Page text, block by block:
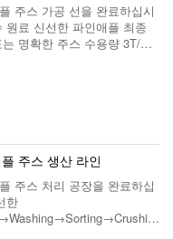
주스 가공 선을 완료하십시
원료 신선한 파인애플 최종
명확한 주스 수용량 3T/H
병...
주스 생산 라인
주스 처리 공장을 완료하십
한